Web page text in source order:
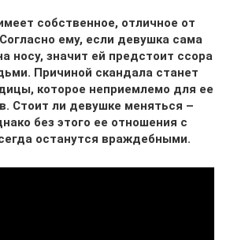
собственное, отличное от
ему, если девушка сама
носу, значит ей предстоит ссора
Причиной скандала станет
которое неприемлемо для ее
Стоит ли девушке меняться –
без этого ее отношения с
останутся враждебными.